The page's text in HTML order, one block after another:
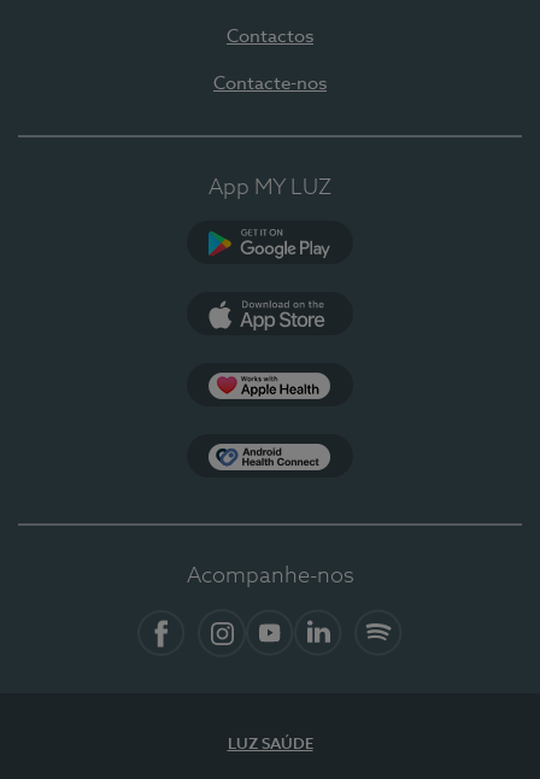
Contactos
Contacte-nos
App MY LUZ
Acompanhe-nos
LUZ SAÚDE